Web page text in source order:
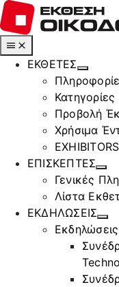
Μετάβαση
στο
περιεχόμενο
Toggle
Navigation
ΕΚΘΕΤΕΣ
Προβολή
Χρήσιμα
ΕΠΙΣΚΕΠΤΕΣ
Γενικές
Λίστα
ΕΚΔΗΛΩΣΕΙΣ